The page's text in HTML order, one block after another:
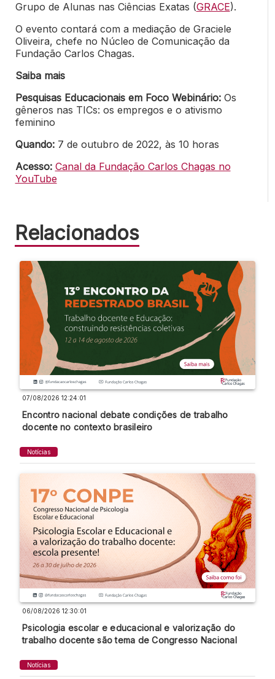
Grupo de Alunas nas Ciências Exatas (GRACE).
O evento contará com a mediação de Graciele
Oliveira, chefe no Núcleo de Comunicação da
Fundação Carlos Chagas.
Saiba mais
Pesquisas Educacionais em Foco Webinário:Os
gêneros nas TICs: os empregos e o ativismo
feminino
Quando:7 de outubro de 2022, às 10 horas
Acesso: Canal da Fundação Carlos Chagas no
YouTube
Relacionados
07/08/2026 12:24:01
Encontro nacional debate condições de trabalho
docente no contexto brasileiro
Notícias
06/08/2026 12:30:01
Psicologia escolar e educacional e valorização do
trabalho docente são tema de Congresso Nacional
Notícias